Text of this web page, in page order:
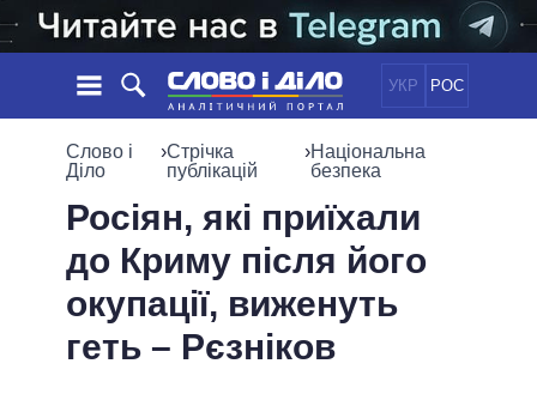
УКР РОС
НОВИНИ
СТРІЧКА
СТАТТІ
ДУМКИ
ОГЛЯДИ
ПОЛІТИКА
ЕКОНОМІКА
СУСПІЛЬСТВО
СВІТ
ОБIЦЯНКИ
ПОЛIТИКИ
УСІ ПОЛІТИКИ
ПРЕЗИДЕНТ І ОФІС
ІНФОГРАФІКА
ВІДЕО
Слово і
Діло
›Стрічка
публікацій
›Національна
безпека
Росіян, які приїхали
до Криму після його
окупації, виженуть
геть – Рєзніков